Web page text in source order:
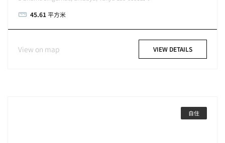
45.61平方米
View on map VIEW DETAILS
自住